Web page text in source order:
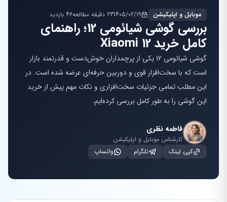
موبایل و اپلیکیشن 1405/02/1923 دقیقه مطالعه 46 بازدید
بررسی گوشی شیائومی 12؛ راهنمای
کامل خرید Xiaomi 12
گوشی شیائومی 12 یکی از پرچمداران خوش‌دست و قدرتمند بازار
است که با سخت‌افزار قوی و دوربین حرفه‌ای عرضه شده است. در
این مطلب تمامی جزئیات سخت‌افزاری و نکات مهم پیش از خرید
این گوشی را به طور کامل بررسی کرده‌ایم.
فاطمه نظری
کارشناس موبایل و اپلیکیشن
کپی لینک
تلگرام واتساپ